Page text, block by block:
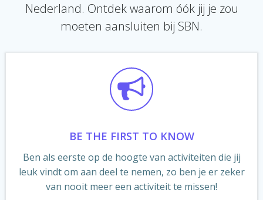
Nederland. Ontdek waarom óók jij je zou
moeten aansluiten bij SBN.
BE THE FIRST TO KNOW
Ben als eerste op de hoogte van activiteiten die jij
leuk vindt om aan deel te nemen, zo ben je er zeker
van nooit meer een activiteit te missen!